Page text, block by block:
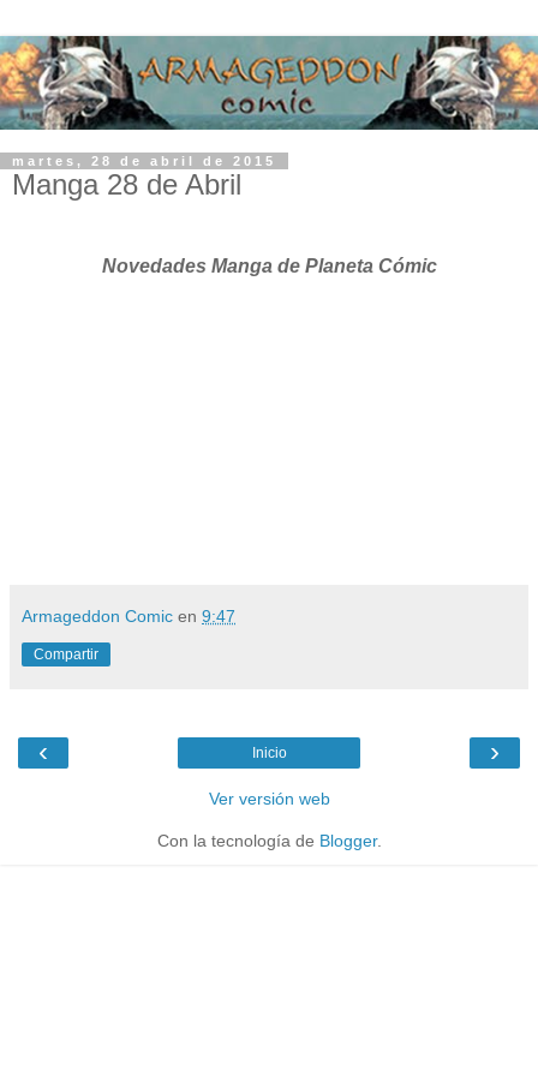
martes, 28 de abril de 2015
Manga 28 de Abril
Novedades Manga de Planeta Cómic
Armageddon Comic en 9:47
Compartir
‹ ›
Inicio
Ver versión web
Con la tecnología de Blogger.